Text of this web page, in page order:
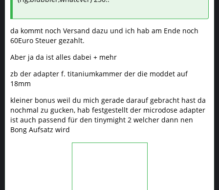
da kommt noch Versand dazu und ich hab am Ende noch
60Euro Steuer gezahlt.
Aber ja da ist alles dabei + mehr
zb der adapter f. titaniumkammer der die moddet auf
18mm
kleiner bonus weil du mich gerade darauf gebracht hast da
nochmal zu gucken, hab festgestellt der microdose adapter
ist auch passend für den tinymight 2 welcher dann nen
Bong Aufsatz wird